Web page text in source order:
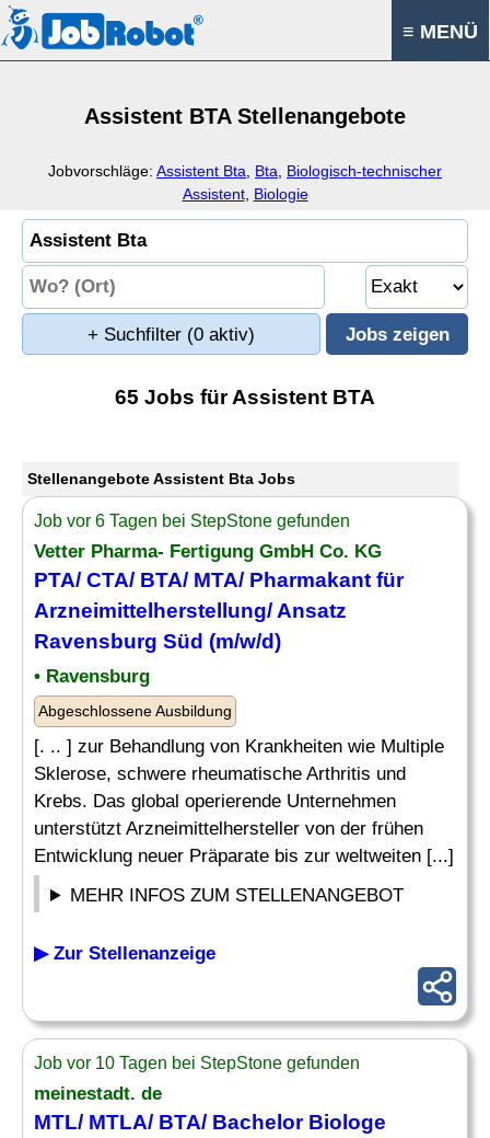
≡ MENÜ
Assistent BTA Stellenangebote
Jobvorschläge: Assistent Bta Bta
Biologisch-technischer
Assistent, Biologie
+ Suchfilter (0 aktiv)
65 Jobs für Assistent BTA
Stellenangebote Assistent Bta Jobs
Job vor 6 Tagen bei StepStone gefunden
Vetter Pharma- Fertigung GmbH Co. KG
PTA/ CTA/ BTA/ MTA/ Pharmakant für
Arzneimittelherstellung/ Ansatz
Ravensburg Süd (m/w/d)
• Ravensburg
Abgeschlossene Ausbildung
[. .. ] zur Behandlung von Krankheiten wie Multiple
Sklerose, schwere rheumatische Arthritis und
Krebs. Das global operierende Unternehmen
unterstützt Arzneimittelhersteller von der frühen
Entwicklung neuer Präparate bis zur weltweiten [...]
MEHR INFOS ZUM STELLENANGEBOT
▶ Zur Stellenanzeige
Job vor 10 Tagen bei StepStone gefunden
meinestadt. de
MTL/ MTLA/ BTA/ Bachelor Biologe